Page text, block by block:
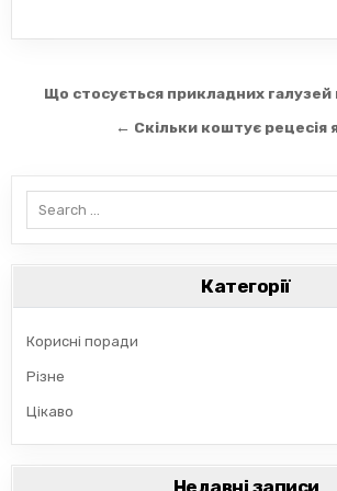
Навігація
записів
Що стосується прикладних галузей
← Скільки коштує рецесія
Категорії
Корисні поради
Різне
Цікаво
Недавні записи